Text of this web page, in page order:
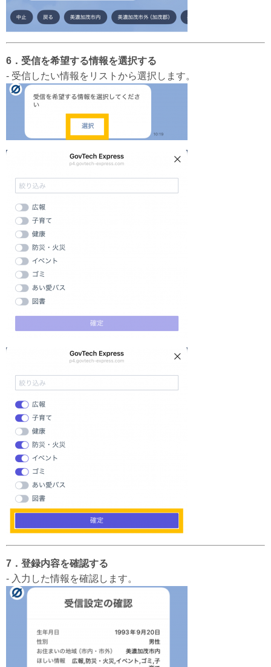
6．受信を希望する情報を選択する
- 受信したい情報をリストから選択します。
7．登録内容を確認する
- 入力した情報を確認します。​​